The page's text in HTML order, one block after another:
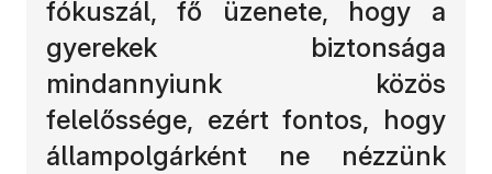
fókuszál,
fő üzenete, hogy a
gyerekek biztonsága
mindannyiunk közös
felelőssége, ezért fontos, hogy
állampolgárként ne nézzünk